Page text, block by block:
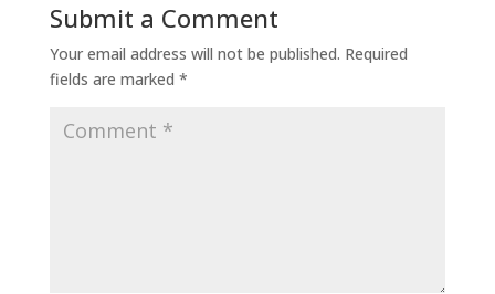
Submit a Comment
Your email address will not be published. Required
fields are marked *